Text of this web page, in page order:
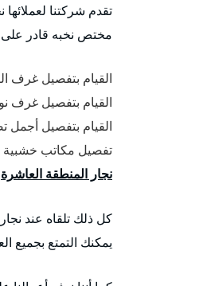
تقدم شركتنا
مختص نخبه قادر على
القيام بتفصيل غرف
القيام بتفصيل غرف
القيام بتفصيل أجمل
تفصيل مكاتب خشبية
نجار المنطقة العاشرة
كل ذلك تلقاه عند
يمكنك التمتع بجميع